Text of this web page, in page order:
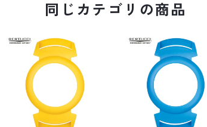
同じカテゴリの商品